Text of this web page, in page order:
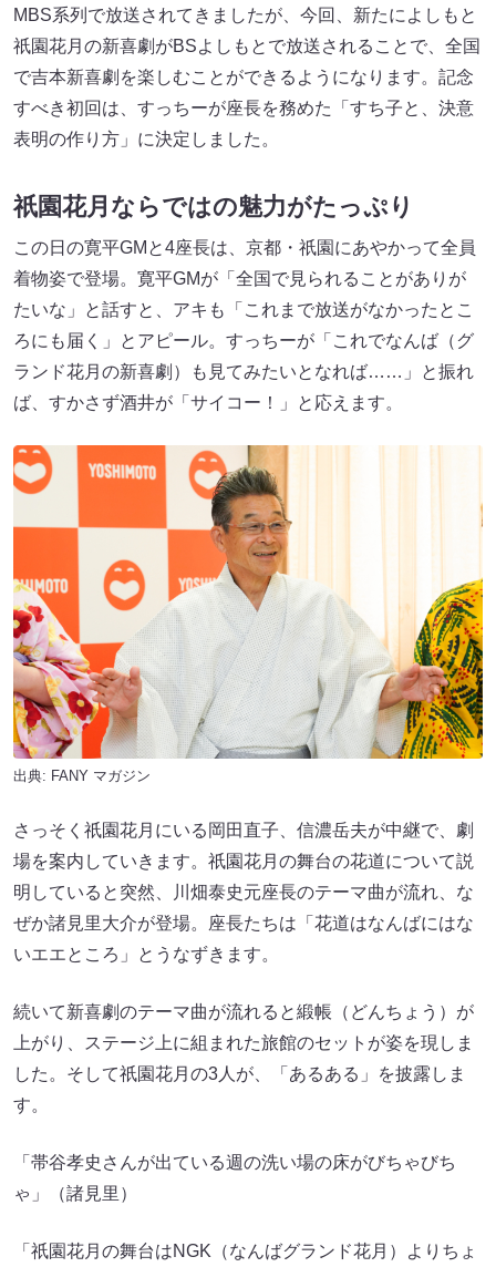
MBS系列で放送されてきましたが、今回、新たによしもと
祇園花月の新喜劇がBSよしもとで放送されることで、全国
で吉本新喜劇を楽しむことができるようになります。記念
すべき初回は、すっちーが座長を務めた「すち子と、決意
表明の作り方」に決定しました。
祇園花月ならではの魅力がたっぷり
この日の寛平GMと4座長は、京都・祇園にあやかって全員
着物姿で登場。寛平GMが「全国で見られることがありが
たいな」と話すと、アキも「これまで放送がなかったとこ
ろにも届く」とアピール。すっちーが「これでなんば（グ
ランド花月の新喜劇）も見てみたいとなれば……」と振れ
ば、すかさず酒井が「サイコー！」と応えます。
出典: FANY マガジン
さっそく祇園花月にいる岡田直子、信濃岳夫が中継で、劇
場を案内していきます。祇園花月の舞台の花道について説
明していると突然、川畑泰史元座長のテーマ曲が流れ、な
ぜか諸見里大介が登場。座長たちは「花道はなんばにはな
いエエところ」とうなずきます。
続いて新喜劇のテーマ曲が流れると緞帳（どんちょう）が
上がり、ステージ上に組まれた旅館のセットが姿を現しま
した。そして祇園花月の3人が、「あるある」を披露しま
す。
「帯谷孝史さんが出ている週の洗い場の床がびちゃびち
ゃ」（諸見里）
「祇園花月の舞台はNGK（なんばグランド花月）よりちょ